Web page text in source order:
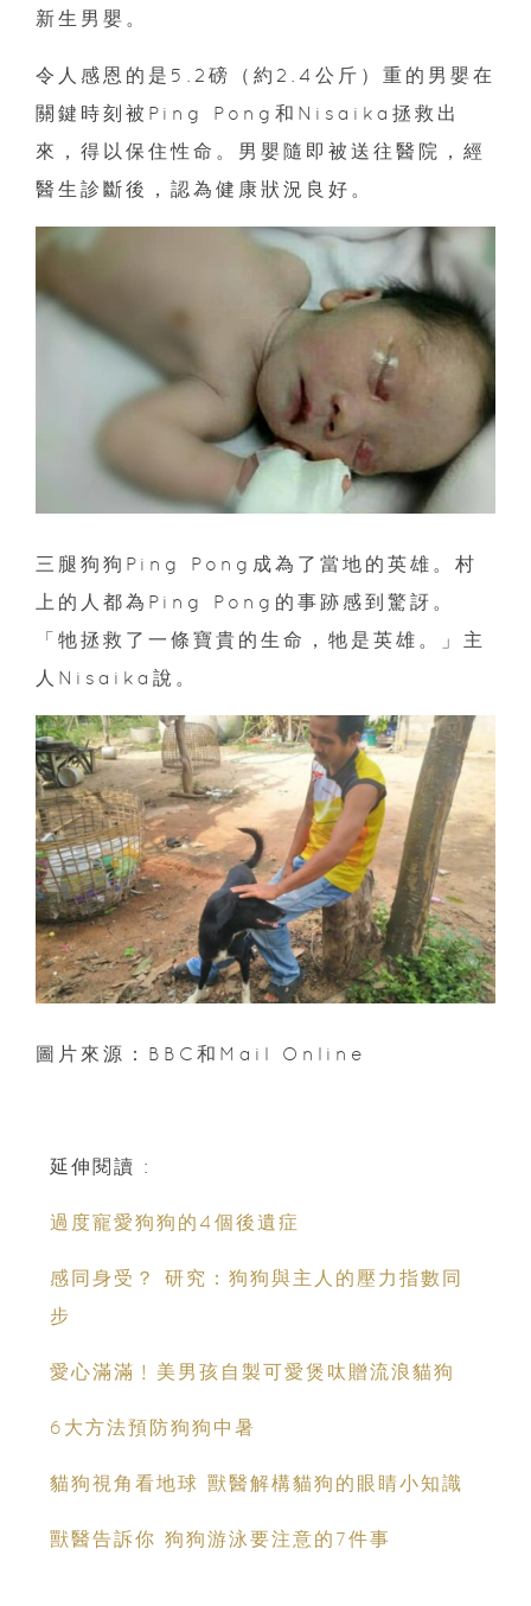
新生男嬰。
令人感恩的是5.2磅（約2.4公斤）重的男嬰在
關鍵時刻被Ping Pong和Nisaika拯救出
來，得以保住性命。男嬰隨即被送往醫院，經
醫生診斷後，認為健康狀況良好。
三腿狗狗Ping Pong成為了當地的英雄。村
上的人都為Ping Pong的事跡感到驚訝。
「牠拯救了一條寶貴的生命，牠是英雄。」主
人Nisaika說。
圖片來源：BBC和Mail Online
延伸閱讀 :
過度寵愛狗狗的4個後遺症
感同身受？ 研究：狗狗與主人的壓力指數同
步
愛心滿滿﹗美男孩自製可愛煲呔贈流浪貓狗
6大方法預防狗狗中暑
貓狗視角看地球 獸醫解構貓狗的眼睛小知識
獸醫告訴你 狗狗游泳要注意的7件事